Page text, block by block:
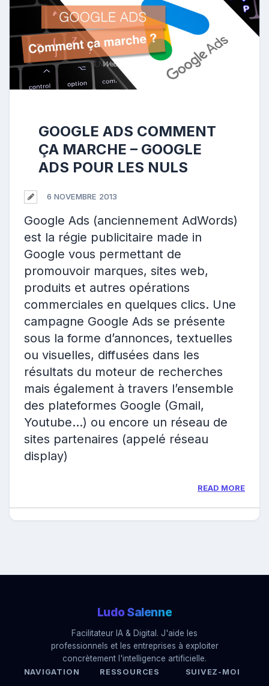
GOOGLE ADS COMMENT
ÇA MARCHE – GOOGLE
ADS POUR LES NULS
6 NOVEMBRE 2013
Google Ads (anciennement AdWords)
est la régie publicitaire made in
Google vous permettant de
promouvoir marques, sites web,
produits et autres opérations
commerciales en quelques clics. Une
campagne Google Ads se présente
sous la forme d’annonces, textuelles
ou visuelles, diffusées dans les
résultats du moteur de recherches
mais également à travers l’ensemble
des plateformes Google (Gmail,
Youtube…) ou encore un réseau de
sites partenaires (appelé réseau
display)
READ MORE
LudoSalenne
Facilitateur IA & Digital. J'aide les
professionnels et les entreprises à exploiter
concrètement l'intelligence artificielle.
NAVIGATION RESSOURCES SUIVEZ-MOI